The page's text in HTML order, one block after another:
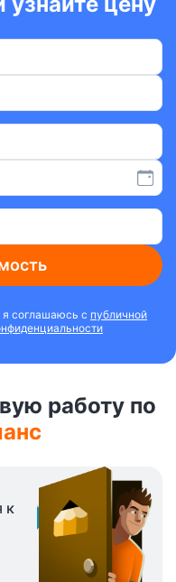
я соглашаюсь с публичной
работу по
к